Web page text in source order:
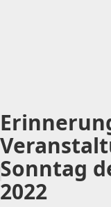
Sonntag
2022